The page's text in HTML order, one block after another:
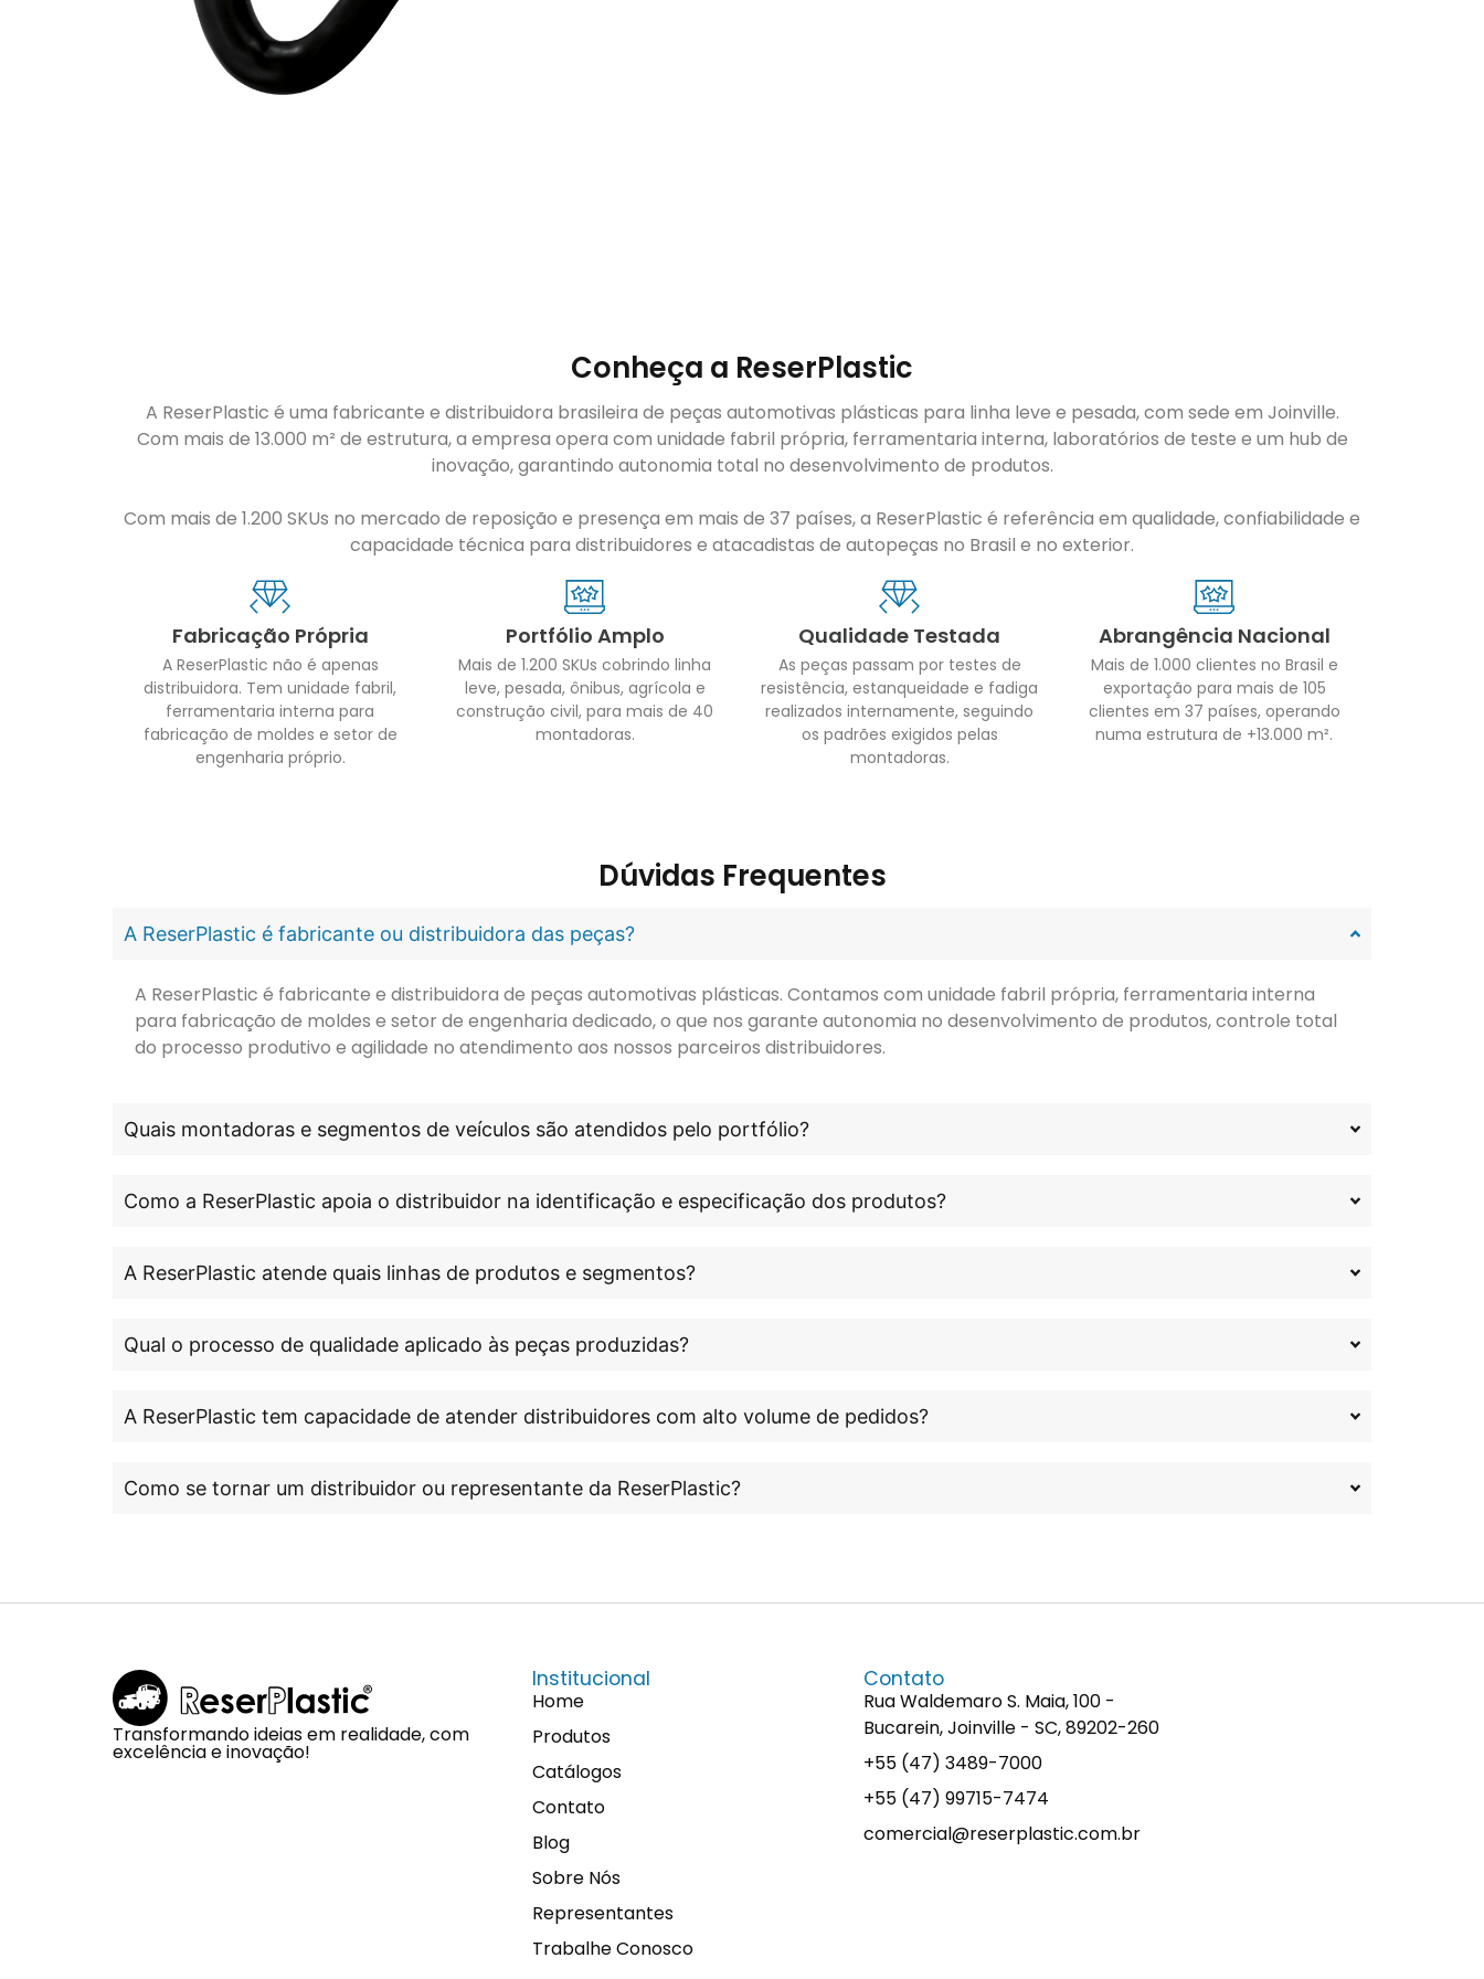
Conheça a ReserPlastic
A ReserPlastic é uma fabricante e distribuidora brasileira de peças automotivas plásticas para linha leve e pesada, com sede em Joinville.
Com mais de 13.000 m² de estrutura, a empresa opera com unidade fabril própria, ferramentaria interna, laboratórios de teste e um hub de
inovação, garantindo autonomia total no desenvolvimento de produtos.
Com mais de 1.200 SKUs no mercado de reposição e presença em mais de 37 países, a ReserPlastic é referência em qualidade, confiabilidade e
capacidade técnica para distribuidores e atacadistas de autopeças no Brasil e no exterior.
Fabricação Própria
A ReserPlastic não é apenas
distribuidora. Tem unidade fabril,
ferramentaria interna para
fabricação de moldes e setor de
engenharia próprio.
Portfólio Amplo
Mais de 1.200 SKUs cobrindo linha
leve, pesada, ônibus, agrícola e
construção civil, para mais de 40
montadoras.
Qualidade Testada
As peças passam por testes de
resistência, estanqueidade e fadiga
realizados internamente, seguindo
os padrões exigidos pelas
montadoras.
Abrangência Nacional
Mais de 1.000 clientes no Brasil e
exportação para mais de 105
clientes em 37 países, operando
numa estrutura de +13.000 m².
Dúvidas Frequentes
A ReserPlastic é fabricante ou distribuidora das peças?
A ReserPlastic é fabricante e distribuidora de peças automotivas plásticas. Contamos com unidade fabril própria, ferramentaria interna
para fabricação de moldes e setor de engenharia dedicado, o que nos garante autonomia no desenvolvimento de produtos, controle total
do processo produtivo e agilidade no atendimento aos nossos parceiros distribuidores.
Quais montadoras e segmentos de veículos são atendidos pelo portfólio?
Como a ReserPlastic apoia o distribuidor na identificação e especificação dos produtos?
A ReserPlastic atende quais linhas de produtos e segmentos?
Qual o processo de qualidade aplicado às peças produzidas?
A ReserPlastic tem capacidade de atender distribuidores com alto volume de pedidos?
Como se tornar um distribuidor ou representante da ReserPlastic?
Transformando ideias em realidade, com
excelência e inovação!
Institucional
Home
Produtos
Catálogos
Contato
Blog
Sobre Nós
Representantes
Trabalhe Conosco
Contato
Rua Waldemaro S. Maia, 100 -
Bucarein, Joinville - SC, 89202-260
+55 (47) 3489-7000
+55 (47) 99715-7474
comercial@reserplastic.com.br